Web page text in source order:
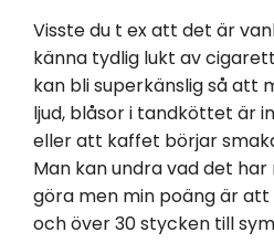
Visste du t ex att det är
känna tydlig lukt av
kan bli superkänslig så att
ljud, blåsor i tandköttet är
eller att kaffet börjar
Man kan undra vad det
göra men min poäng är
och över 30 stycken till